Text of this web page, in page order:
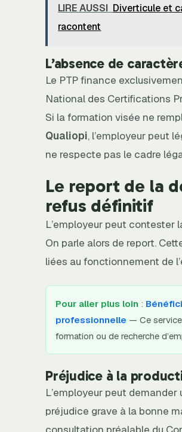
LIRE AUSSI Diverticule et
racontent
L’absence de
Le PTP finance
National des Certifications
Si la formation visée ne
Qualiopi, l’employeur peut
ne respecte pas le cadre
Le report de la
refus définitif
L’employeur peut contester
On parle alors de report.
liées au fonctionnement de
Pour aller plus loin :
professionnelle — Ce
formation ou de recherche
Préjudice à la
L’employeur peut
préjudice grave à la bonne